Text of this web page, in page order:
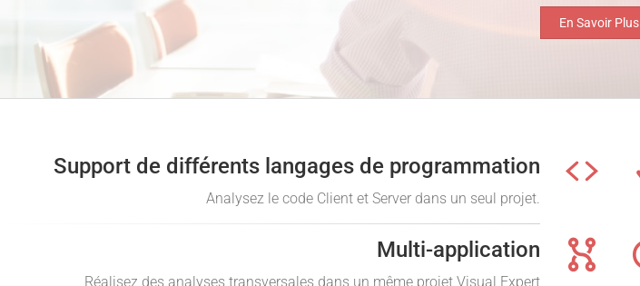
En Savoir Plus
Support de différents langages de programmation
Analysez le code Client et Server dans un seul projet.
Multi-application
Réalisez des analyses transversales dans un même projet Visual Expert